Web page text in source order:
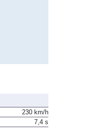
230 km/h
7,4 s